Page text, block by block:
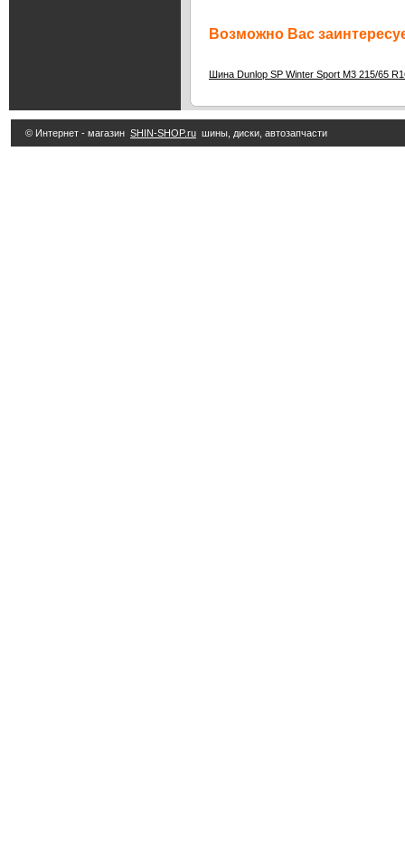
Возможно Вас
Шина Dunlop SP Winter Sport M3 215/65
© Интернет - магазин SHIN-SHOP.ru шины, диски, автозапчасти